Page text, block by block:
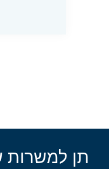
תן למשרות